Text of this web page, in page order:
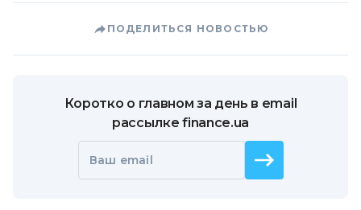
ПОДЕЛИТЬСЯ НОВОСТЬЮ
Коротко о главном за день в email
рассылке finance.ua
Ваш email